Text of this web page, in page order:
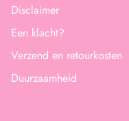
Disclaimer
Een klacht?
Verzend en retourkosten
Duurzaamheid